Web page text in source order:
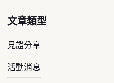
文章類型
見證分享
活動消息